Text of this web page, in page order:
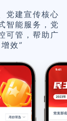
党建宣传核心
智能服务，党
可管，帮助广
效”